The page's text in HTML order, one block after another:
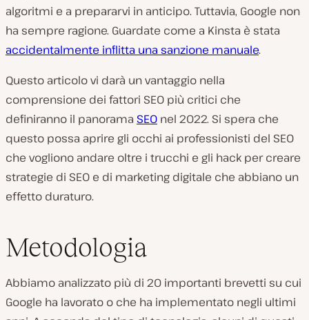
algoritmi e a prepararvi in anticipo. Tuttavia, Google non
ha sempre ragione. Guardate come a Kinsta è stata
accidentalmente inflitta una sanzione manuale.
Questo articolo vi darà un vantaggio nella
comprensione dei fattori SEO più critici che
definiranno il panorama SEO nel 2022. Si spera che
questo possa aprire gli occhi ai professionisti del SEO
che vogliono andare oltre i trucchi e gli hack per creare
strategie di SEO e di marketing digitale che abbiano un
effetto duraturo.
Metodologia
Abbiamo analizzato più di 20 importanti brevetti su cui
Google ha lavorato o che ha implementato negli ultimi